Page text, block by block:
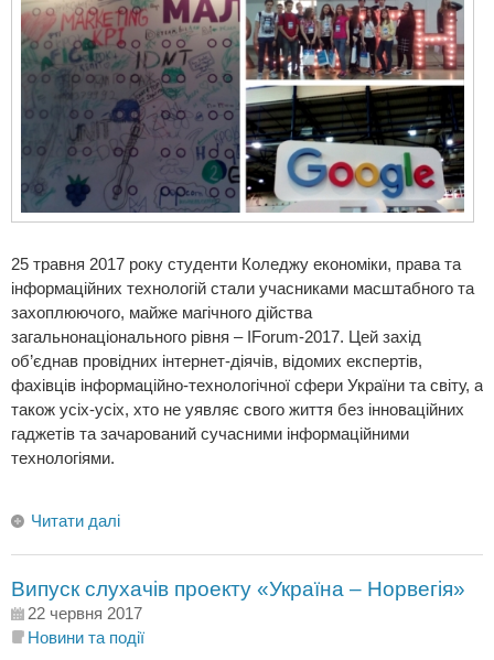
25 травня 2017 року студенти Коледжу економіки, права та
інформаційних технологій стали учасниками масштабного та
захоплюючого, майже магічного дійства
загальнонаціонального рівня – IForum-2017. Цей захід
об’єднав провідних інтернет-діячів, відомих експертів,
фахівців інформаційно-технологічної сфери України та світу, а
також усіх-усіх, хто не уявляє свого життя без інноваційних
гаджетів та зачарований сучасними інформаційними
технологіями.
Читати далі
Випуск слухачів проекту «Україна – Норвегія»
22 червня 2017
Новини та події